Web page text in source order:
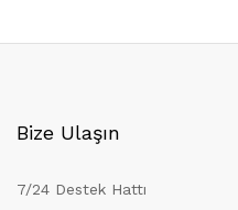
Bize Ulaşın
7/24 Destek Hattı